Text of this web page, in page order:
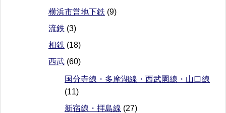
横浜市営地下鉄 (9)
流鉄 (3)
相鉄 (18)
西武 (60)
国分寺線・多摩湖線・西武園線・山口線
(11)
新宿線・拝島線 (27)